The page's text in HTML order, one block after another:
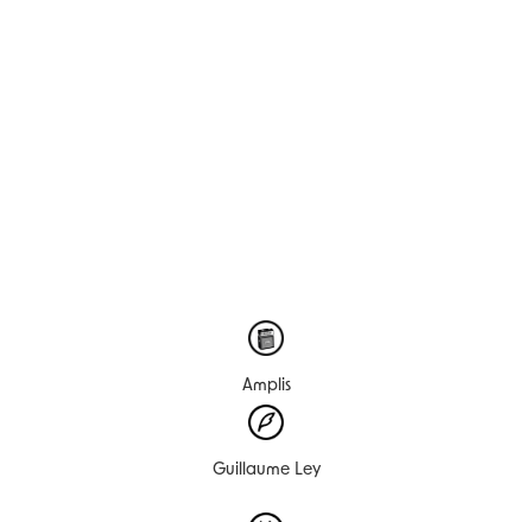
Amplis
Guillaume Ley